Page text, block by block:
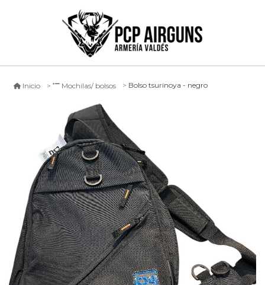
Inicio Mochilas/ bolsos Bolso tsurinoya - negro